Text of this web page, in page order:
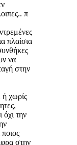
π
πλαίσια
να
στην
ή χωρίς
την
στην